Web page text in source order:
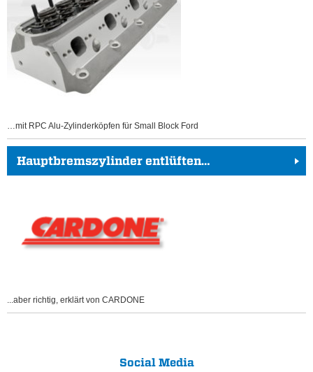
…mit RPC Alu-Zylinderköpfen für Small Block Ford
Hauptbremszylinder entlüften…
...aber richtig, erklärt von CARDONE
Social Media